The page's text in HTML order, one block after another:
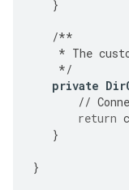
}
/**
* The
*/
private
//
return
}
}